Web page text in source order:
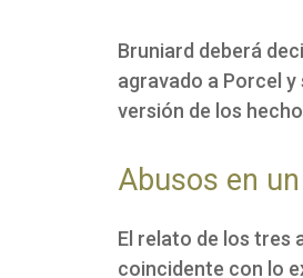
Bruniard deberá
agravado a Porcel
versión de los
Abusos en
El relato de los tres
coincidente con lo